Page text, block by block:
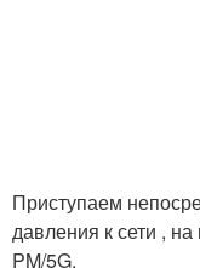
Приступаем
давления к сети ,
PM/5G.